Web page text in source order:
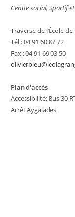
Centre social, Sportif
Traverse de l’École
Tél : 04 91 60 87 72
Fax : 04 91 69 03 50
Plan d'accès
Accessibilité: Bus 30
Arrêt Aygalades